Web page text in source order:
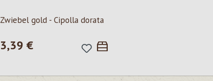
Zwiebel gold - Cipolla dorata
Regulärer Preis:
3,39 €